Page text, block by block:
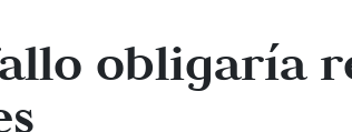
obligaría